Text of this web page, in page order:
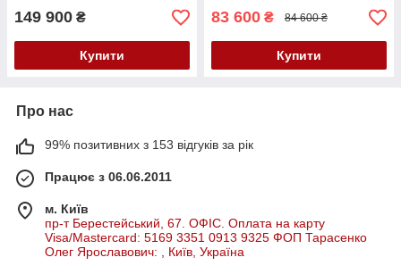
149 900 ₴
Купити
83 600 ₴ 84 600 ₴
Купити
Про нас
99% позитивних з 153 відгуків за рік
Працює з 06.06.2011
м. Київ
пр-т Берестейський, 67. ОФІС. Оплата на карту
Visa/Mastercard: 5169 3351 0913 9325 ФОП Тарасенко
Олег Ярославович: , Київ, Україна